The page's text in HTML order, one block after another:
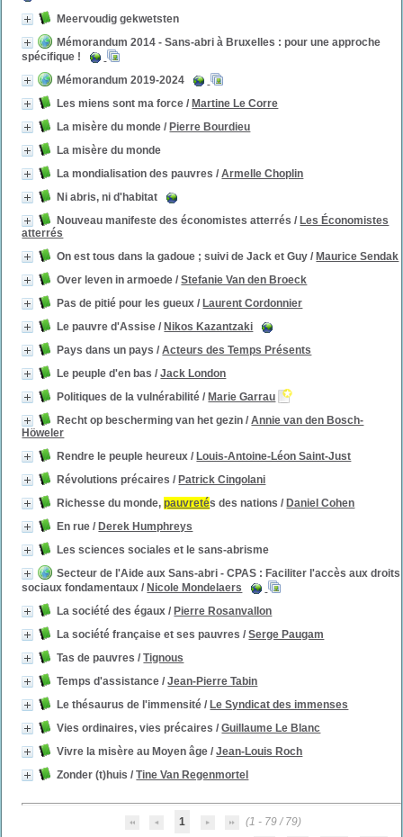
Meervoudig gekwetsten
Mémorandum 2014 - Sans-abri à Bruxelles : pour une approche
spécifique !
Mémorandum 2019-2024
Les miens sont ma force / Martine Le Corre
La misère du monde / Pierre Bourdieu
La misère du monde
La mondialisation des pauvres /Armelle Choplin
Ni abris, ni d'habitat
Nouveau manifeste des économistes atterrés / Les Économistes
atterrés
On est tous dans la gadoue ; suivi de Jack et Guy / Maurice Sendak
Over leven in armoede /Stefanie Van den Broeck
Pas de pitié pour les gueux / Laurent Cordonnier
Le pauvre d'Assise / Nikos Kazantzaki
Pays dans un pays /Acteurs des Temps Présents
Le peuple d'en bas /Jack London
Politiques de la vulnérabilité / Marie Garrau
Recht op bescherming van het gezin /Annie van den Bosch-
Höweler
Rendre le peuple heureux / Louis-Antoine-Léon Saint-Just
Révolutions précaires / Patrick Cingolani
Richesse du monde,pauvretés des nations / Daniel Cohen
En rue / Derek Humphreys
Les sciences sociales et le sans-abrisme
Secteur de l'Aide aux Sans-abri - CPAS : Faciliter l'accès aux droits
sociaux fondamentaux / Nicole Mondelaers
La société des égaux / Pierre Rosanvallon
La société française et ses pauvres /Serge Paugam
Tas de pauvres /Tignous
Temps d'assistance /Jean-Pierre Tabin
Le thésaurus de l'immensité / Le Syndicat des immenses
Vies ordinaires, vies précaires /Guillaume Le Blanc
Vivre la misère au Moyen âge /Jean-Louis Roch
Zonder (t)huis /Tine Van Regenmortel
1 (1 - 79 / 79)